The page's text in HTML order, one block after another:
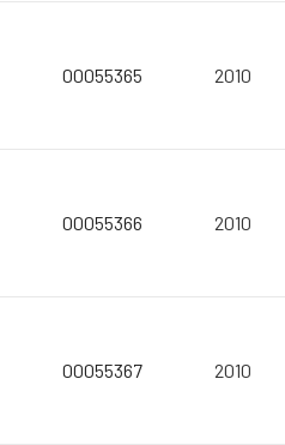
00055365 2010
00055366 2010
00055367 2010